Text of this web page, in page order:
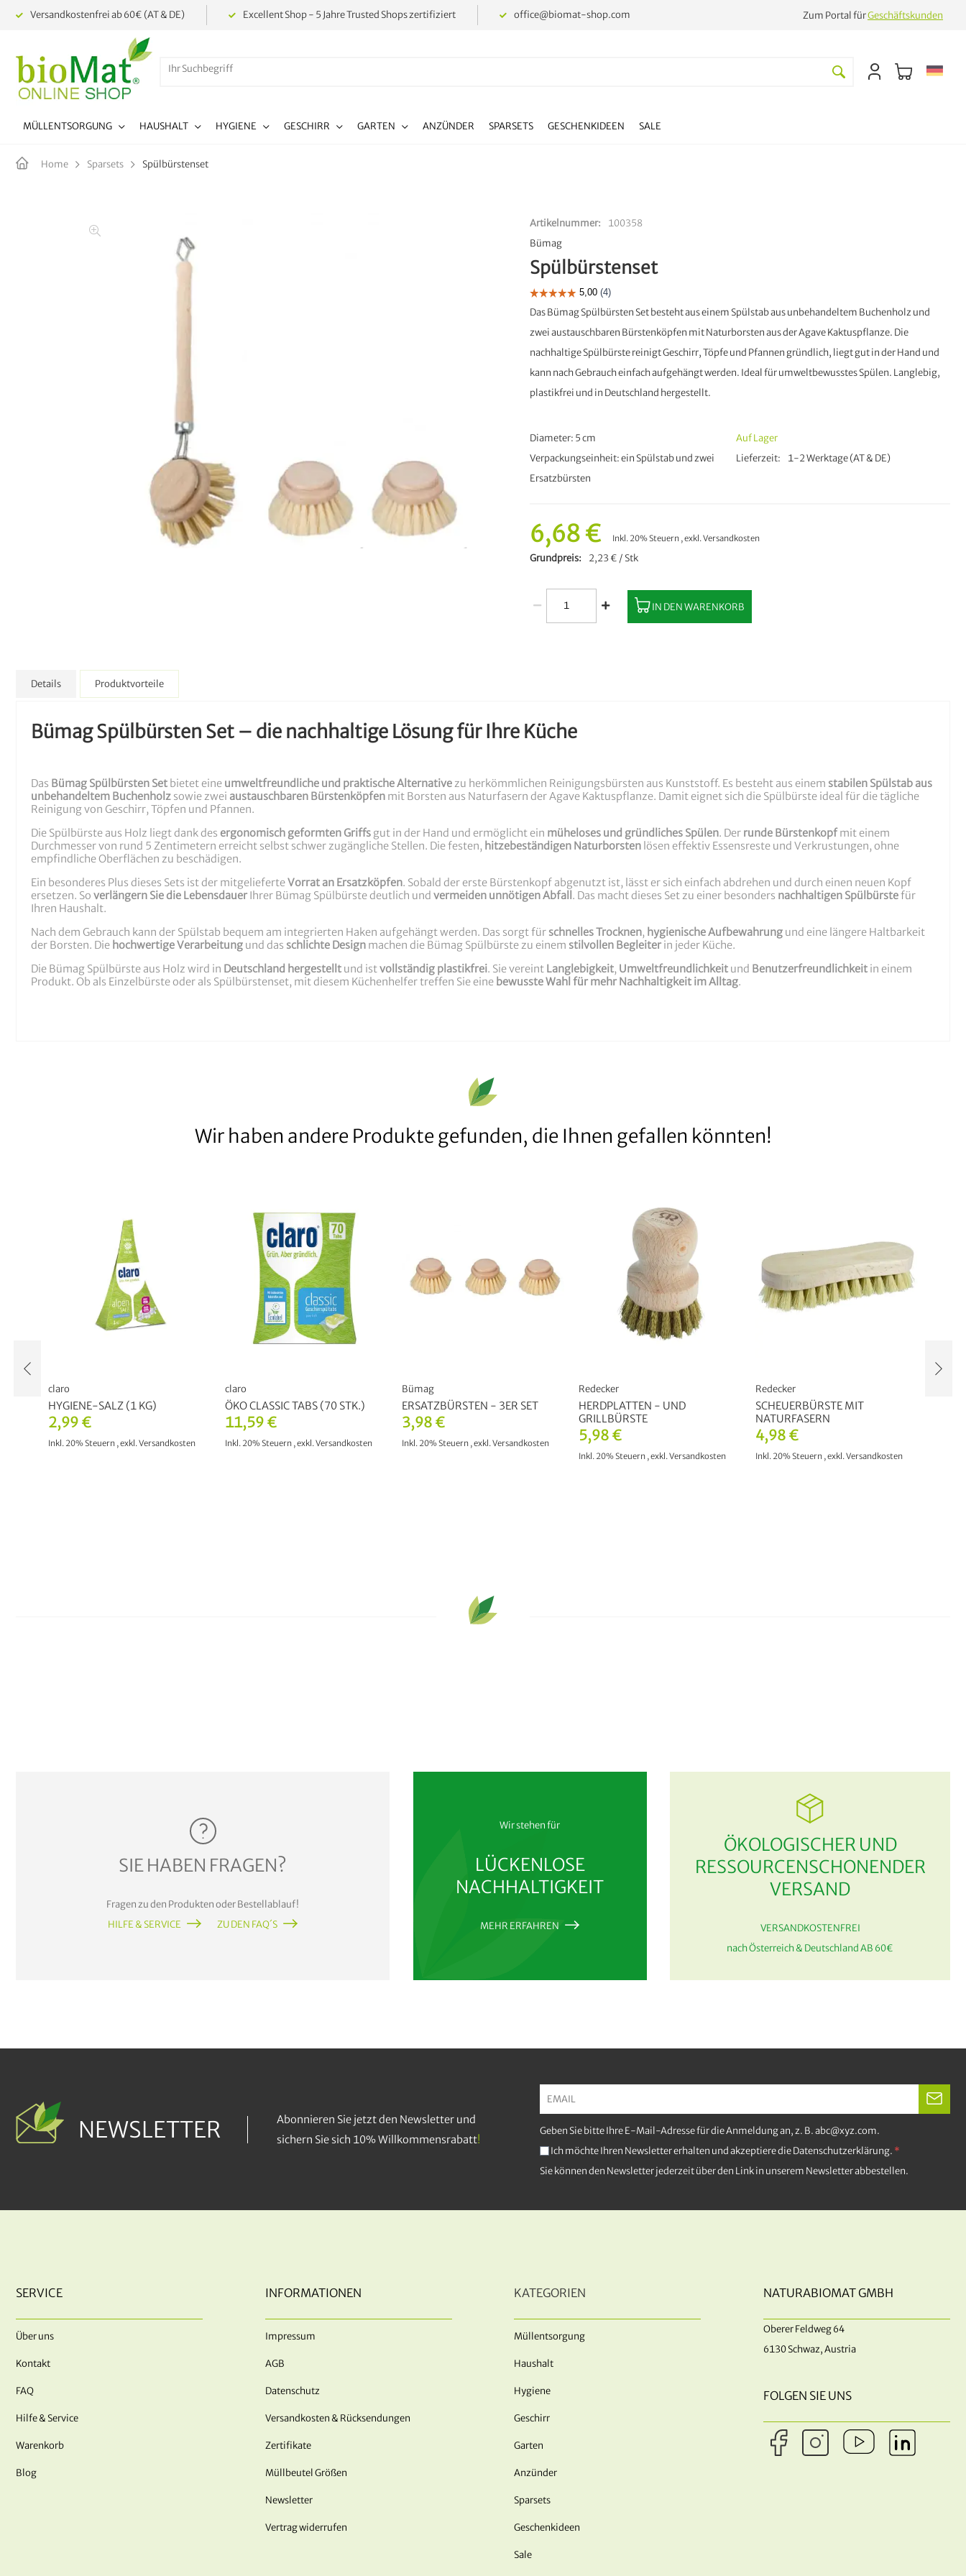
Versandkostenfrei ab 60€ (AT & DE) Excellent Shop - 5 Jahre Trusted Shops zertifiziert office@biomat-shop.com Zum Portal fürGeschäftskunden
MÜLLENTSORGUNG HAUSHALT HYGIENE GESCHIRR GARTEN ANZÜNDER SPARSETS GESCHENKIDEEN SALE
Home Sparsets Spülbürstenset
Artikelnummer
100358
Bümag
Spülbürstenset
Das Bümag Spülbürsten Set besteht aus einem Spülstab aus unbehandeltem Buchenholz und
zwei austauschbaren Bürstenköpfen mit Naturborsten aus der Agave Kaktuspflanze. Die
nachhaltige Spülbürste reinigt Geschirr, Töpfe und Pfannen gründlich, liegt gut in der Hand und
kann nach Gebrauch einfach aufgehängt werden. Ideal für umweltbewusstes Spülen. Langlebig,
plastikfrei und in Deutschland hergestellt.
Diameter: 5 cm
Verpackungseinheit: ein Spülstab und zwei
Ersatzbürsten
Auf Lager
Lieferzeit
1-2 Werktage (AT & DE)
6,68 € Inkl. 20% Steuern ,exkl.Versandkosten
Grundpreis 2,23 € / Stk
IN DEN WARENKORB
Details
Bümag Spülbürsten Set – die nachhaltige Lösung für Ihre Küche
Das Bümag Spülbürsten Set bietet eine umweltfreundliche und praktische Alternativezu herkömmlichen Reinigungsbürsten aus Kunststoff. Es besteht aus einem stabilen Spülstab aus
unbehandeltem Buchenholz sowie zwei austauschbaren Bürstenköpfen mit Borsten aus Naturfasern der Agave Kaktuspflanze. Damit eignet sich die Spülbürste ideal für die tägliche
Reinigung von Geschirr, Töpfen und Pfannen.
Die Spülbürste aus Holz liegt dank des ergonomisch geformten Griffs gut in der Hand und ermöglicht ein müheloses und gründliches Spülen. Der runde Bürstenkopf mit einem
Durchmesser von rund 5 Zentimetern erreicht selbst schwer zugängliche Stellen. Die festen, hitzebeständigen Naturborsten lösen effektiv Essensreste und Verkrustungen, ohne
empfindliche Oberflächen zu beschädigen.
Ein besonderes Plus dieses Sets ist der mitgelieferteVorrat an Ersatzköpfen. Sobald der erste Bürstenkopf abgenutzt ist, lässt er sich einfach abdrehen und durch einen neuen Kopf
ersetzen. So verlängern Sie die Lebensdauer Ihrer Bümag Spülbürste deutlich und vermeiden unnötigen Abfall . Das macht dieses Set zu einer besonders nachhaltigen Spülbürstefür
Ihren Haushalt.
Nach dem Gebrauch kann der Spülstab bequem am integrierten Haken aufgehängt werden. Das sorgt für schnelles Trocknen, hygienische Aufbewahrung und eine längere Haltbarkeit
der Borsten. Die hochwertige Verarbeitung und das schlichte Design machen die Bümag Spülbürste zu einem stilvollen Begleiter in jeder Küche.
Die Bümag Spülbürste aus Holz wird in Deutschland hergestellt und istvollständig plastikfrei. Sie vereint Langlebigkeit, Umweltfreundlichkeit und Benutzerfreundlichkeit in einem
Produkt. Ob als Einzelbürste oder als Spülbürstenset, mit diesem Küchenhelfer treffen Sie eine bewusste Wahl für mehr Nachhaltigkeit im Alltag.
Produktvorteile
Wir haben andere Produkte gefunden, die Ihnen gefallen könnten!
2,99 €
Inkl. 20% Steuern ,exkl.Versandkosten
claro
HYGIENE-SALZ (1 KG)
11,59 €
Inkl. 20% Steuern ,exkl.Versandkosten
claro
ÖKO CLASSIC TABS (70 STK.)
3,98 €
Inkl. 20% Steuern ,exkl.Versandkosten
Bümag
ERSATZBÜRSTEN - 3ER SET
5,98 €
Inkl. 20% Steuern ,exkl.Versandkosten
Redecker
HERDPLATTEN - UND
GRILLBÜRSTE
4,98 €
Inkl. 20% Steuern ,exkl.Versandkosten
Redecker
SCHEUERBÜRSTE MIT
NATURFASERN
SIE HABEN FRAGEN?
Fragen zu den Produkten oder Bestellablauf!
HILFE & SERVICE
ZU DEN FAQ´S
Wir stehen für
LÜCKENLOSE
NACHHALTIGKEIT
MEHR ERFAHREN
ÖKOLOGISCHER UND
RESSOURCENSCHONENDER
VERSAND
VERSANDKOSTENFREI
nach Österreich & Deutschland AB 60€
NEWSLETTER
Abonnieren Sie jetzt den Newsletter und
sichern Sie sich 10% Willkommensrabatt!
Geben Sie bitte Ihre E-Mail-Adresse für die Anmeldung an, z. B. abc@xyz.com.
Ich möchte Ihren Newsletter erhalten und akzeptiere die Datenschutzerklärung.
Sie können den Newsletter jederzeit über den Link in unserem Newsletter abbestellen.
SERVICE
Über uns
Kontakt
FAQ
Hilfe & Service
Warenkorb
Blog
INFORMATIONEN
Impressum
AGB
Datenschutz
Versandkosten & Rücksendungen
Zertifikate
Müllbeutel Größen
Newsletter
Vertrag widerrufen
KATEGORIEN
Müllentsorgung
Haushalt
Hygiene
Geschirr
Garten
Anzünder
Sparsets
Geschenkideen
Sale
NATURABIOMAT GMBH
Oberer Feldweg 64
6130 Schwaz, Austria
FOLGEN SIE UNS